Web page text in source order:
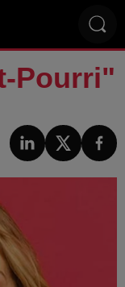
Pourri"